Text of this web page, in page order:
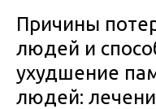
Причины
людей и
ухудшение
людей: